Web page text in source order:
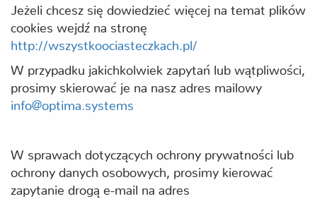
Jeżeli chcesz się dowiedzieć więcej na temat plików
cookies wejdź na stronę
http://wszystkoociasteczkach.pl/
W przypadku jakichkolwiek zapytań lub wątpliwości,
prosimy skierować je na nasz adres mailowy
info@optima.systems
W sprawach dotyczących ochrony prywatności lub
ochrony danych osobowych, prosimy kierować
zapytanie drogą e-mail na adres